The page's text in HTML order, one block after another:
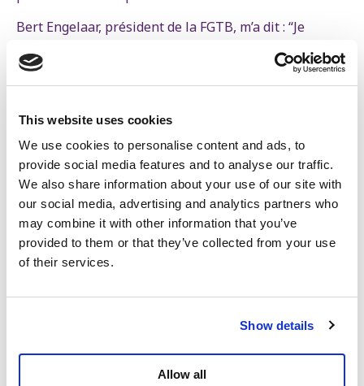
This website uses cookies
We use cookies to personalise content and ads, to
provide social media features and to analyse our traffic.
We also share information about your use of our site with
our social media, advertising and analytics partners who
may combine it with other information that you’ve
provided to them or that they’ve collected from your use
of their services.
Show details
Allow all
Bert Engelaar, président de la FGTB, m’a dit : “Je
jamais vu ça.”
Il ne s’agit pas seulement de ce drapeau
du génocide. Il s’agit de beaucoup plus
que cela. Les droits démocratiques sont
sous pression à Anvers
Peter Mertens
Secrétaire général
droits démocratiques sont sous pression à Anvers,